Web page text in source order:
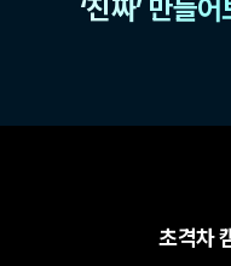
‘진짜’ 만들
초격차